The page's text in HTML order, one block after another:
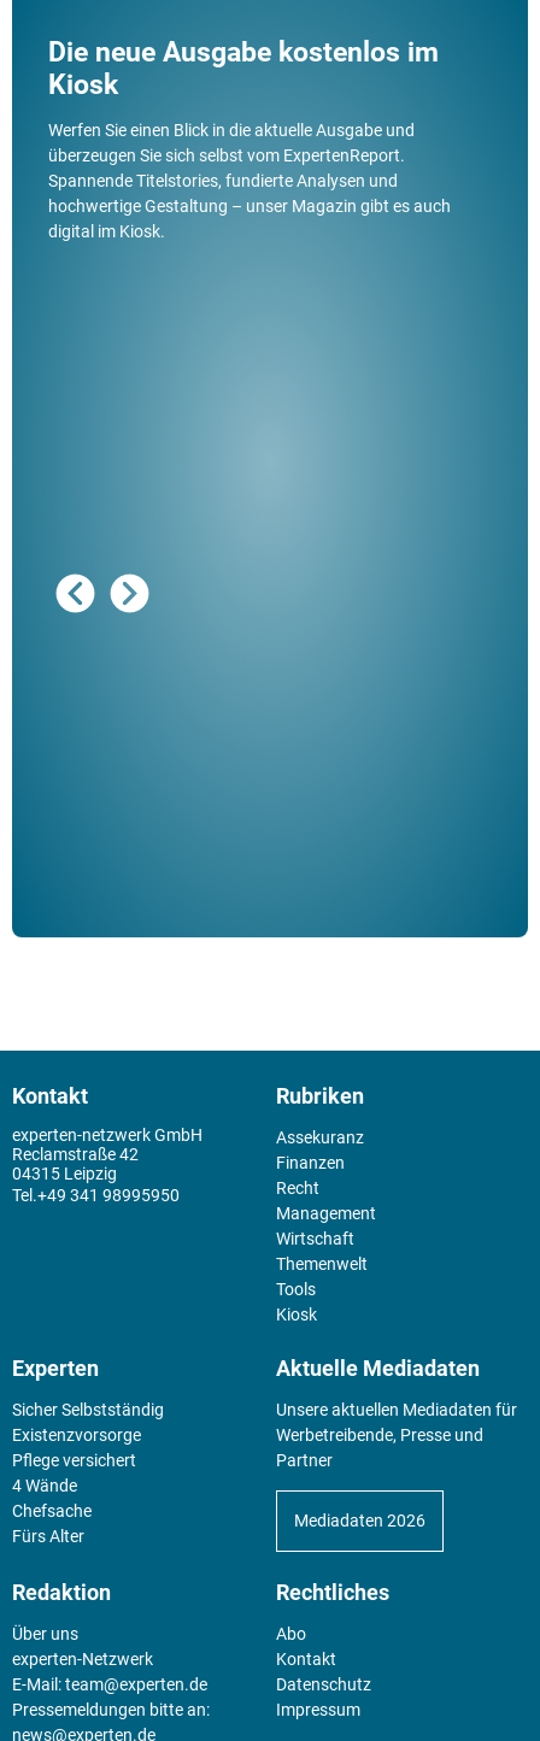
Die neue Ausgabe kostenlos im
Kiosk
Werfen Sie einen Blick in die aktuelle Ausgabe und
überzeugen Sie sich selbst vom ExpertenReport.
Spannende Titelstories, fundierte Analysen und
hochwertige Gestaltung – unser Magazin gibt es auch
digital im Kiosk.
Kontakt
experten-netzwerk GmbH
Reclamstraße 42
04315 Leipzig
+49 341 98995950
Rubriken
Assekuranz
Finanzen
Recht
Management
Wirtschaft
Themenwelt
Tools
Kiosk
Experten
Sicher Selbstständig
Existenz­vorsorge
Pflege versichert
4 Wände
Chefsache
Fürs Alter
Aktuelle Mediadaten
Unsere aktuellen Mediadaten für
Werbetreibende, Presse und
Partner
Mediadaten 2026
Redaktion
Über uns
experten-Netzwerk
E-Mail:team@experten.de
Pressemeldungen bitte an:
news@experten.de
Rechtliches
Abo
Kontakt
Datenschutz
Impressum